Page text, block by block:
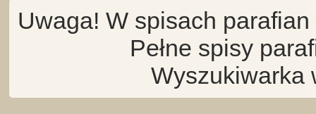
Uwaga! W spisach
Pełne spisy
Wyszukiwarka